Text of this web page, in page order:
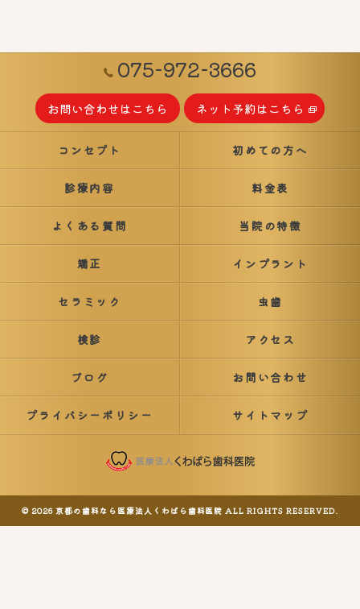
075-972-3666
お問い合わせはこちら ネット予約はこちら
コンセプト 初めての方へ
診療内容 料金表
よくある質問 当院の特徴
矯正 インプラント
セラミック 虫歯
検診 アクセス
ブログ お問い合わせ
プライバシーポリシー サイトマップ
© 2026 京都の歯科なら医療法人くわばら歯科医院 ALL RIGHTS RESERVED.